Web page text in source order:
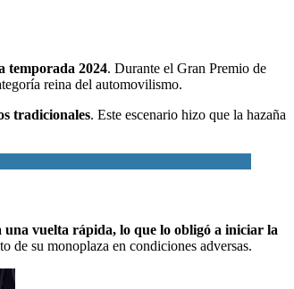
temporada 2024. Durante el Gran Premio de
reina del automovilismo.
tradicionales. Este escenario hizo que la hazaña
vuelta rápida, lo que lo obligó a iniciar la
de su monoplaza en condiciones adversas.